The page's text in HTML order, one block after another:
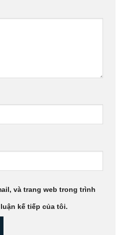
và trang web trong trình
kế tiếp của tôi.